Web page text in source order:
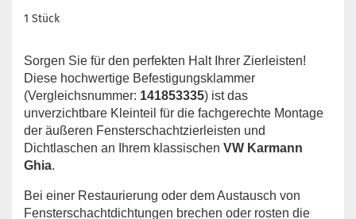
1 Stück
Sorgen Sie für den perfekten Halt Ihrer Zierleisten!
Diese hochwertige Befestigungsklammer
(Vergleichsnummer: 141853335) ist das
unverzichtbare Kleinteil für die fachgerechte Montage
der äußeren Fensterschachtzierleisten und
Dichtlaschen an Ihrem klassischen VW Karmann
Ghia.
Bei einer Restaurierung oder dem Austausch von
Fensterschachtdichtungen brechen oder rosten die